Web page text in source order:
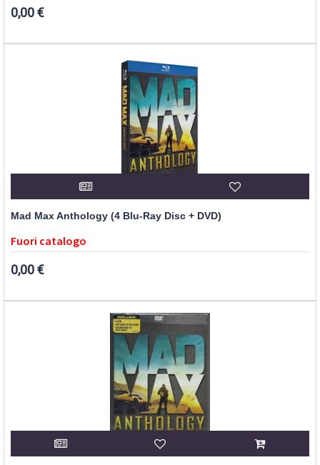
0,00 €
Mad Max Anthology (4 Blu-Ray Disc + DVD)
Fuori catalogo
0,00 €